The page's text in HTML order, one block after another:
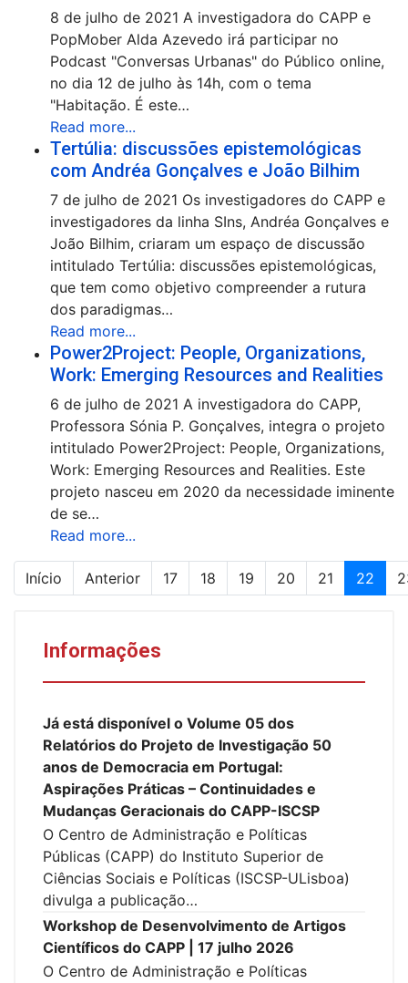
8 de julho de 2021 A investigadora do CAPP e
PopMober Alda Azevedo irá participar no
Podcast "Conversas Urbanas" do Público online,
no dia 12 de julho às 14h, com o tema
"Habitação. É este…
Read more...
Tertúlia: discussões epistemológicas
com Andréa Gonçalves e João Bilhim
7 de julho de 2021 Os investigadores do CAPP e
investigadores da linha SIns, Andréa Gonçalves e
João Bilhim, criaram um espaço de discussão
intitulado Tertúlia: discussões epistemológicas,
que tem como objetivo compreender a rutura
dos paradigmas…
Read more...
Power2Project: People, Organizations,
Work: Emerging Resources and Realities
6 de julho de 2021 A investigadora do CAPP,
Professora Sónia P. Gonçalves, integra o projeto
intitulado Power2Project: People, Organizations,
Work: Emerging Resources and Realities. Este
projeto nasceu em 2020 da necessidade iminente
de se…
Read more...
Início Anterior 17 18 19 20 21 22
Informações
Já está disponível o Volume 05 dos
Relatórios do Projeto de Investigação 50
anos de Democracia em Portugal:
Aspirações Práticas – Continuidades e
Mudanças Geracionais do CAPP-ISCSP
O Centro de Administração e Políticas
Públicas (CAPP) do Instituto Superior de
Ciências Sociais e Políticas (ISCSP-ULisboa)
divulga a publicação…
Workshop de Desenvolvimento de Artigos
Científicos do CAPP | 17 julho 2026
O Centro de Administração e Políticas